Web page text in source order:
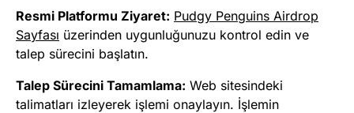
Resmi Platformu Ziyaret: Pudgy Penguins Airdrop
Sayfası üzerinden uygunluğunuzu kontrol edin ve
talep sürecini başlatın.
Talep Sürecini Tamamlama: Web sitesindeki
talimatları izleyerek işlemi onaylayın. İşlemin